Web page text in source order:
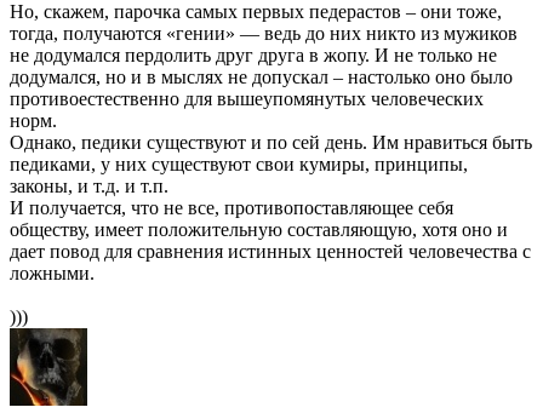
Но, скажем, парочка самых первых педерастов – они тоже,
тогда, получаются «гении» — ведь до них никто из мужиков
не додумался пердолить друг друга в жопу. И не только не
додумался, но и в мыслях не допускал – настолько оно было
противоестественно для вышеупомянутых человеческих
норм.
Однако, педики существуют и по сей день. Им нравиться быть
педиками, у них существуют свои кумиры, принципы,
законы, и т.д. и т.п.
И получается, что не все, противопоставляющее себя
обществу, имеет положительную составляющую, хотя оно и
дает повод для сравнения истинных ценностей человечества с
ложными.
)))